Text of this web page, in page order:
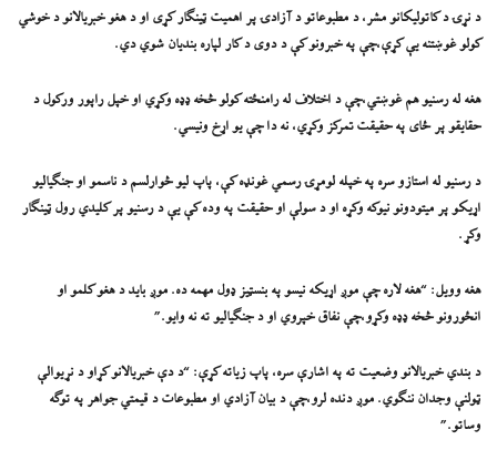
د نړۍ د کاتولیکانو مشر، د مطبوعاتو د آزادۍ پر اهمیت ټینګار کړی او د هغو خبریالانو د خوشي
کولو غوښتنه یې کړې،چې په خبرونو کې د دوی د کار لپاره بندیان شوي دي.
هغه له رسنیو هم غوښتي،چې د اختلاف له رامنځته کولو څخه ډډه وکړي او خپل راپور ورکول د
حقایقو پر ځای په حقیقت تمرکز وکړي، نه دا چې یو اړخ ونیسي.
د رسنیو له استازو سره په خپله لومړۍ رسمي غونډه کې، پاپ لیو څوارلسم د ناسمو او جنګیالیو
اړیکو پر میتودونو نیوکه وکړه او د سولې او حقیقت په وده کې یې د رسنیو پر کلیدي رول ټینګار
وکړ.
هغه وویل: “هغه لاره چې موږ اړیکه نیسو په بنسټیز ډول مهمه ده. موږ باید د هغو کلمو او
انځورونو څخه ډډه وکړو،چې نفاق خپروي او د جنګیالیو ته نه وایو.”
د بندي خبریالانو وضعیت ته په اشارې سره، پاپ زیاته کړې: “د دې خبریالانو کړاو د نړیوالې
ټولنې وجدان ننګوي. موږ دنده لرو،چې د بیان آزادي او مطبوعات د قیمتي جواهر په توګه
وساتو.”